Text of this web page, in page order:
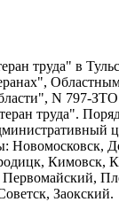
труда" в
N 797-
труда".
Новомосковск,
Кимовск,
Заокский.